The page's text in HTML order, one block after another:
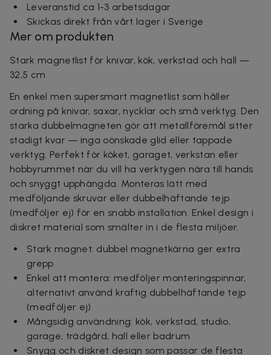
Leveranstid ca 1-3 arbetsdagar
Skickas direkt från vårt lager i Sverige
Mer om produkten
Stark magnetlist för knivar, kök, verkstad och hall —
32,5 cm
En enkel men supersmart magnetlist som håller
ordning på knivar, saxar, nycklar och små verktyg. Den
starka dubbelmagneten gör att metallföremål sitter
stadigt kvar — inga oönskade glid eller tappade
verktyg. Perfekt för köket, garaget, verkstan eller
hobbyrummet när du vill ha verktygen nära till hands
och snyggt upphängda. Monteras lätt med
medföljande skruvar eller dubbelhäftande tejp
(medföljer ej) för en snabb installation. Enkel design i
diskret material som smälter in i de flesta miljöer.
Stark magnet: dubbel magnetkärna ger extra
grepp
Enkel att montera: medföljer monteringspinnar,
alternativt använd kraftig dubbelhäftande tejp
(medföljer ej)
Mångsidig användning: kök, verkstad, studio,
garage, trädgård, hall eller badrum
Snygg och diskret design som passar de flesta